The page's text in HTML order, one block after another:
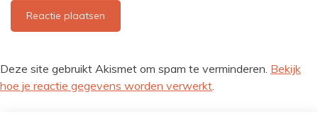
Deze site gebruikt Akismet om spam te verminderen. Bekijk
hoe je reactie gegevens worden verwerkt